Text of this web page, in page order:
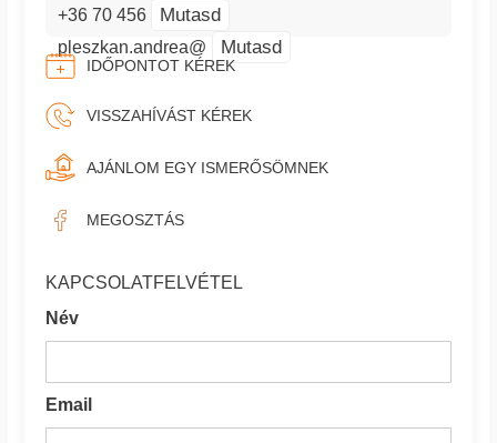
+36 70 456 Mutasd
pleszkan.andrea@ Mutasd
IDŐPONTOT KÉREK
VISSZAHÍVÁST KÉREK
AJÁNLOM EGY ISMERŐSÖMNEK
MEGOSZTÁS
KAPCSOLATFELVÉTEL
Név
Email